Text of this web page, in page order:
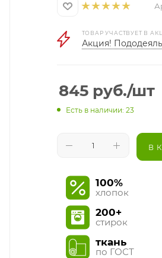
ТОВАР УЧАСТВУЕТ В
Акция!
845руб./шт
Есть в наличии: 23
В
100%
хлопок
200+
стирок
ткань
по ГОСТ